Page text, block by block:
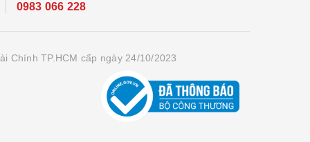
0983 066 228
Chính TP.HCM cấp ngày 24/10/2023